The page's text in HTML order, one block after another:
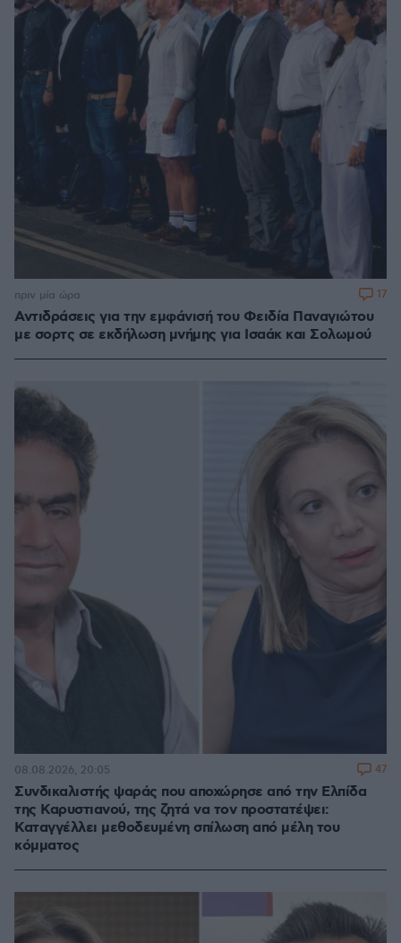
Αντιδράσεις για την εμφάνισή του Φειδία Παναγιώτου
με σορτς σε εκδήλωση μνήμης για Ισαάκ και Σολωμού
πριν μία ώρα 17
Συνδικαλιστής ψαράς που αποχώρησε από την Ελπίδα
της Καρυστιανού, της ζητά να τον προστατέψει:
Καταγγέλλει μεθοδευμένη σπίλωση από μέλη του
κόμματος
08.08.2026, 20:05 47